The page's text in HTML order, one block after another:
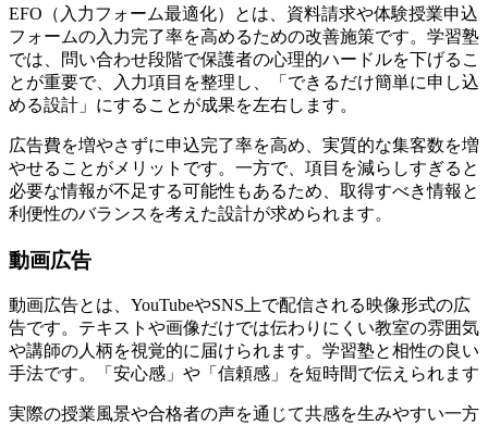
EFO（入力フォーム最適化）とは、資料請求や体験授業申込
フォームの入力完了率を高めるための改善施策です。学習塾
では、問い合わせ段階で保護者の心理的ハードルを下げるこ
とが重要で、入力項目を整理し、
「できるだけ簡単に申し込
める設計」にすること が成果を左右します。
広告費を増やさずに申込完了率を高め、実質的な集客数を増
やせる ことがメリットです。一方で、項目を減らしすぎると
必要な情報が不足する可能性もあるため、取得すべき情報と
利便性のバランスを考えた設計が求められます。
動画広告
動画広告とは、YouTubeやSNS上で配信される映像形式の広
告です。テキストや画像だけでは伝わりにくい教室の雰囲気
や講師の人柄を視覚的に届けられます。学習塾と相性の良い
手法です。
「安心感」や「信頼感」を短時間で伝えられます
実際の授業風景や合格者の声を通じて共感を生みやすい一方